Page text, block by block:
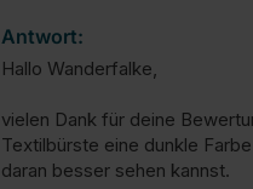
Antwort:
Hallo Wanderfalke,
vielen Dank für deine
Textilbürste eine dunkle
daran besser sehen kannst.